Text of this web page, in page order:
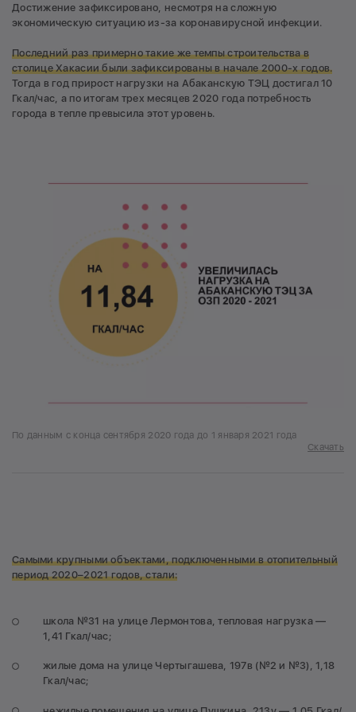
Достижение зафиксировано, несмотря на сложную
экономическую ситуацию из-за коронавирусной инфекции.
Последний раз примерно такие же темпы строительства в
столице Хакасии были зафиксированы в начале 2000-х годов.
Тогда в год прирост нагрузки на Абаканскую ТЭЦ достигал 10
Гкал/час, а по итогам трех месяцев 2020 года потребность
города в тепле превысила этот уровень.
По данным с конца сентября 2020 года до 1 января 2021 года
Скачать
Самыми крупными объектами, подключенными в отопительный
период 2020–2021 годов, стали:
школа №31 на улице Лермонтова, тепловая нагрузка —
1,41 Гкал/час;
жилые дома на улице Чертыгашева, 197в (№2 и №3), 1,18
Гкал/час;